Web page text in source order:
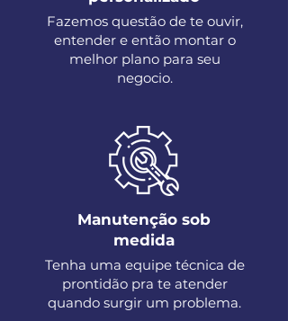
Fazemos questão de te ouvir,
entender e então montar o
melhor plano para seu
negocio.
Manutenção sob
medida
Tenha uma equipe técnica de
prontidão pra te atender
quando surgir um problema.